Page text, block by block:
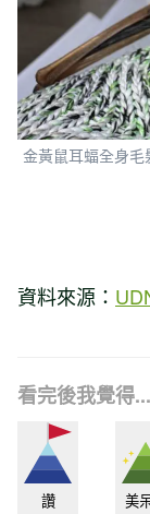
金黃鼠耳蝠全身
資料來源：
看完後我覺得...
讚 美